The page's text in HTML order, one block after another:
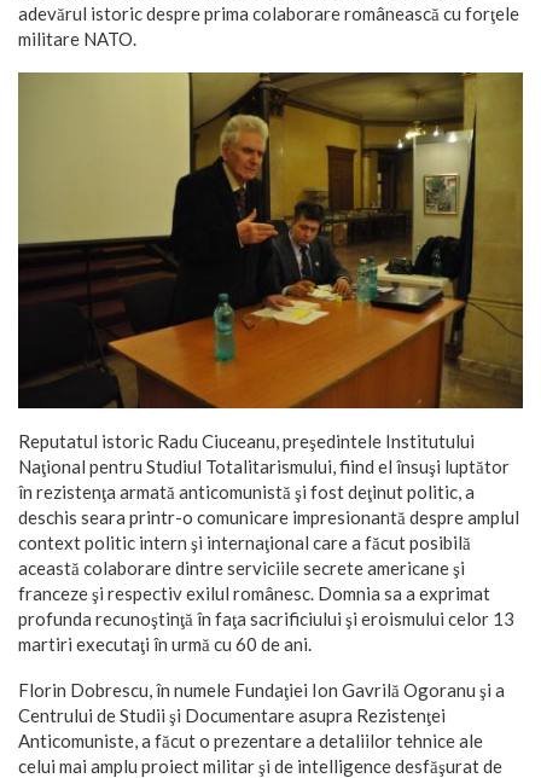
adevărul istoric despre prima colaborare românească cu forţele
militare NATO.
Reputatul istoric Radu Ciuceanu, preşedintele Institutului
Naţional pentru Studiul Totalitarismului, fiind el însuşi luptător
în rezistenţa armată anticomunistă şi fost deţinut politic, a
deschis seara printr-o comunicare impresionantă despre amplul
context politic intern şi internaţional care a făcut posibilă
această colaborare dintre serviciile secrete americane şi
franceze şi respectiv exilul românesc. Domnia sa a exprimat
profunda recunoştinţă în faţa sacrificiului şi eroismului celor 13
martiri executaţi în urmă cu 60 de ani.
Florin Dobrescu, în numele Fundaţiei Ion Gavrilă Ogoranu şi a
Centrului de Studii şi Documentare asupra Rezistenţei
Anticomuniste, a făcut o prezentare a detaliilor tehnice ale
celui mai amplu proiect militar şi de intelligence desfăşurat de